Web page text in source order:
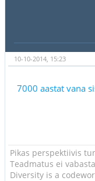
10-10-2014, 15:23
7000 aastat vana
Pikas perspektiivis
Teadmatus ei
Diversity is a